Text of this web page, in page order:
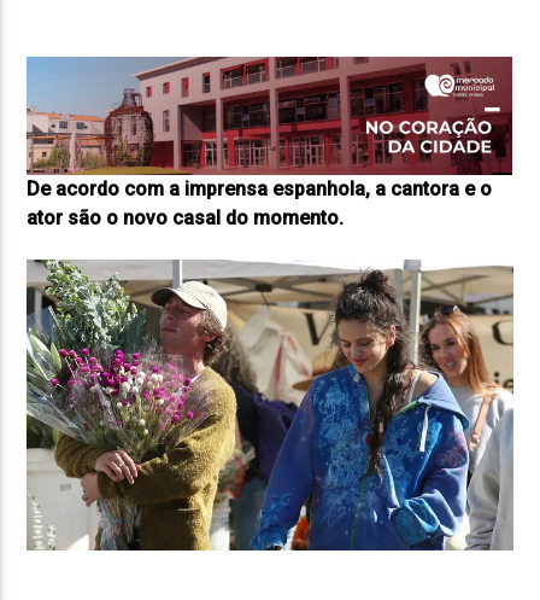
De acordo com a imprensa espanhola, a cantora e o
ator são o novo casal do momento.